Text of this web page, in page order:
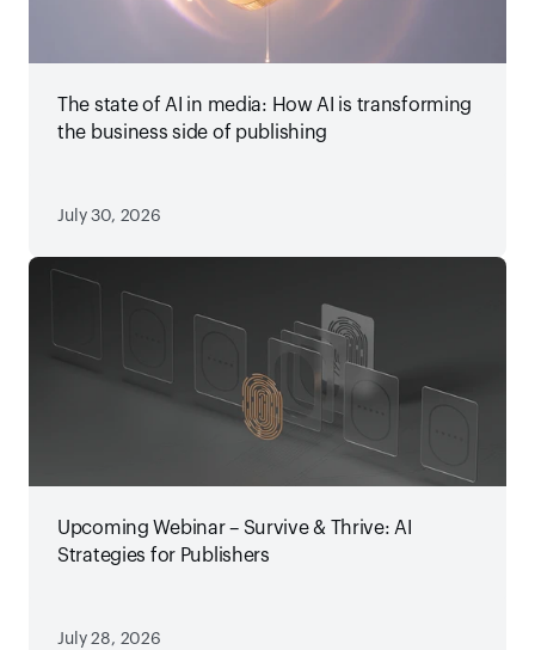
The state of AI in media: How AI is transforming
the business side of publishing
July 30, 2026
Upcoming Webinar – Survive & Thrive: AI
Strategies for Publishers
July 28, 2026